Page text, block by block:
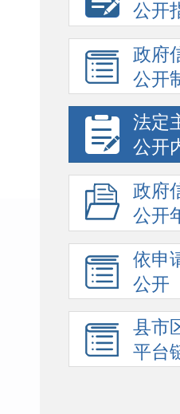
公开
政府
公开
法定
公开
政府
公开
依申
公开
县市
平台